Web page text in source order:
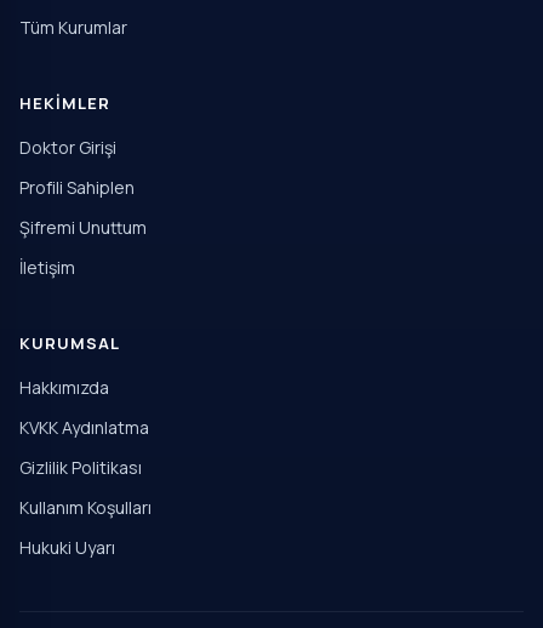
Tüm Kurumlar
HEKIMLER
Doktor Girişi
Profili Sahiplen
Şifremi Unuttum
İletişim
KURUMSAL
Hakkımızda
KVKK Aydınlatma
Gizlilik Politikası
Kullanım Koşulları
Hukuki Uyarı